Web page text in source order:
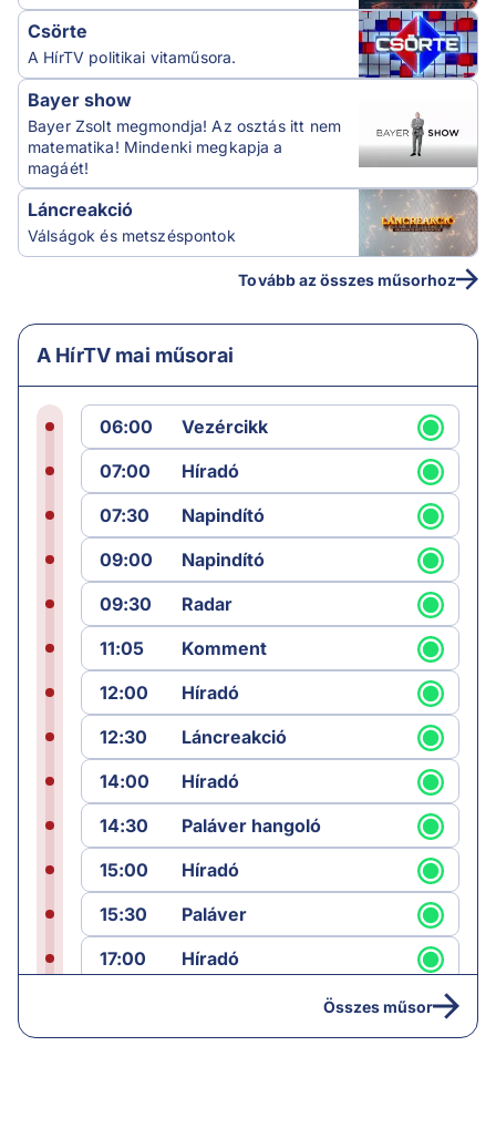
Csörte
A HírTV politikai vitaműsora.
Bayer show
Bayer Zsolt megmondja! Az osztás itt nem
matematika! Mindenki megkapja a
magáét!
Láncreakció
Válságok és metszéspontok
Tovább az összes műsorhoz
A HírTV mai műsorai
06:00
Vezércikk
07:00
Híradó
07:30
Napindító
09:00
Napindító
09:30
Radar
11:05
Komment
12:00
Híradó
12:30
Láncreakció
14:00
Híradó
14:30
Paláver hangoló
15:00
Híradó
15:30
Paláver
17:00
Híradó
Összes műsor